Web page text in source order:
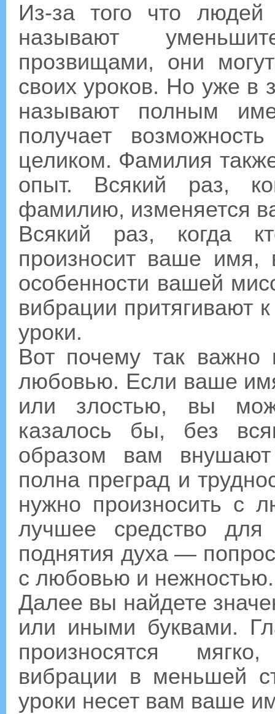
Из-за того что людей
называют
прозвищами, они
своих уроков. Но уже в
называют полным
получает
целиком. Фамилия
опыт. Всякий раз,
фамилию, изменяется
Всякий раз, когда
произносит ваше имя,
особенности вашей
вибрации притягивают
уроки.
Вот почему так важно
любовью. Если ваше
или злостью, вы
казалось бы, без
образом вам
полна преград и
нужно произносить с
лучшее средство для
поднятия духа —
с любовью и
Далее вы найдете
или иными буквами.
произносятся
вибрации в меньшей
уроки несет вам ваше